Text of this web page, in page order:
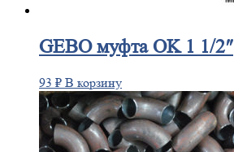
GEBOмуфта OK 1 1/2″
93 ₽ В корзину